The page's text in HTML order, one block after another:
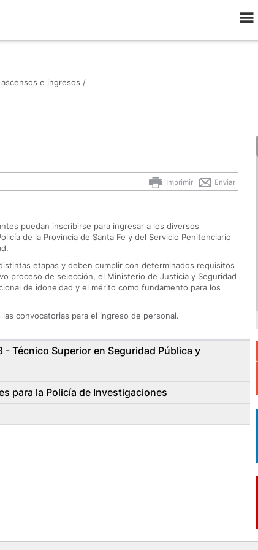
e ingresos /
Enviar
Imprimir
puedan inscribirse para ingresar a los diversos
de la Provincia de Santa Fe y del Servicio Penitenciario
etapas y deben cumplir con determinados requisitos
proceso de selección, el Ministerio de Justicia y Seguridad
de idoneidad y el mérito como fundamento para los
convocatorias para el ingreso de personal.
- Técnico Superior en Seguridad Pública y
para la Policía de Investigaciones